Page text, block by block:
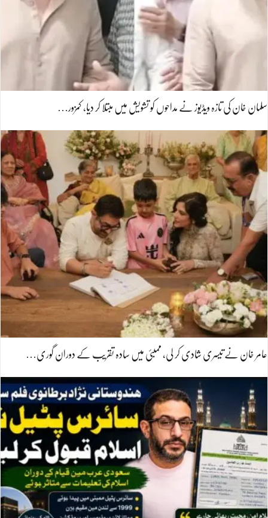
سلمان خان کی تازہ ویڈیوز نے مداحوں کو تشویش میں مبتلا کر دیا، کمزور…
عامر خان نے تیسری شادی کر لی، ممبئی میں سادہ تقریب کے دوران گوری…